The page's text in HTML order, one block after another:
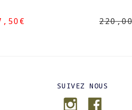
SUIVEZ NOUS